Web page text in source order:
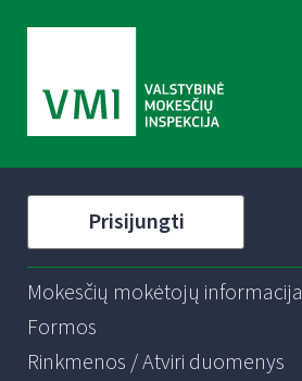
Prisijungti
Mokesčių mokėtojų informacija
Formos
Rinkmenos / Atviri duomenys